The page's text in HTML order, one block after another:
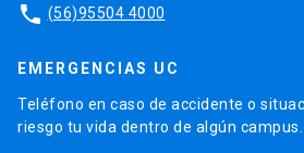
phone (56)95504 4000
EMERGENCIAS UC
Teléfono en caso de accidente o
riesgo tu vida dentro de algún campus.